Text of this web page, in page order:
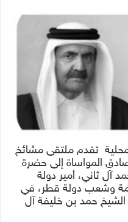
المحلية تقدم ملتقى مشائخ
المواساة إلى حضرة
آل ثاني، أمير دولة
وشعب دولة قطر، في
الشيخ حمد بن خليفة آل